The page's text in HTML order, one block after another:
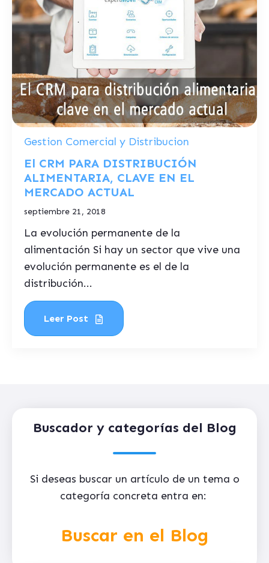
Gestion Comercial y Distribucion
El CRM PARA DISTRIBUCIÓN
ALIMENTARIA, CLAVE EN EL
MERCADO ACTUAL
septiembre 21, 2018
La evolución permanente de la
alimentación Si hay un sector que vive una
evolución permanente es el de la
distribución...
Leer Post
Buscador y categorías del Blog
Si deseas buscar un artículo de un tema o
categoría concreta entra en:
Buscar en el Blog